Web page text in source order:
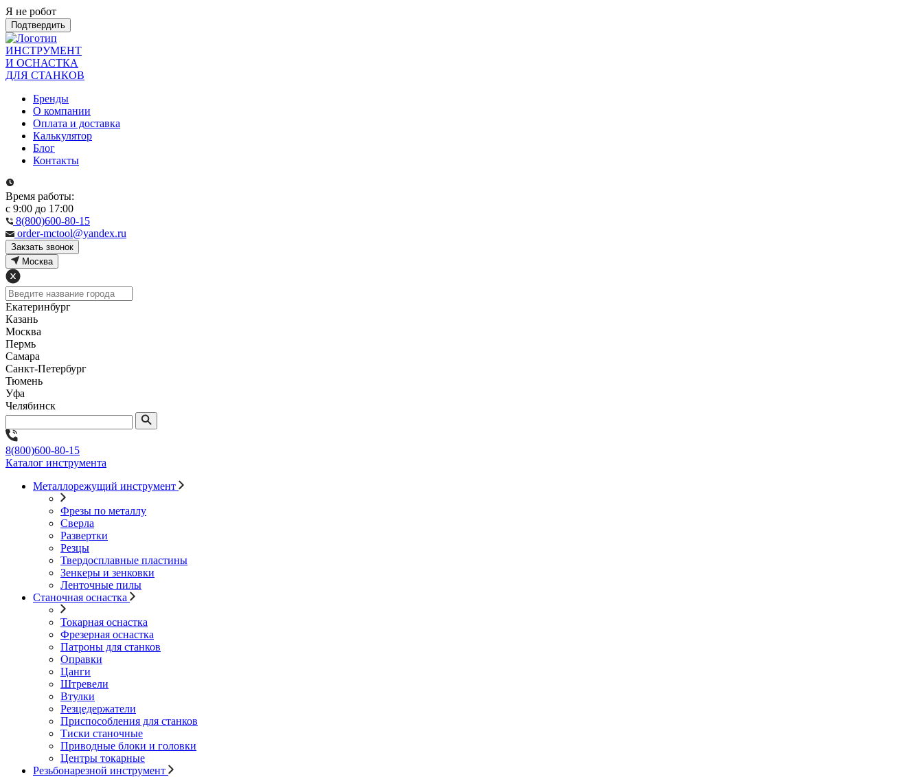
Я не робот
Подтвердить
ИНСТРУМЕНТ
И ОСНАСТКА
ДЛЯ СТАНКОВ
Бренды
О компании
Оплата и доставка
Калькулятор
Блог
Контакты
Время работы:
с 9:00 до 17:00
8(800)600-80-15
order-mctool@yandex.ru
Закзать звонок
Москва
Екатеринбург
Казань
Москва
Пермь
Самара
Санкт-Петербург
Тюмень
Уфа
Челябинск
8(800)600-80-15
Каталог инструмента
Металлорежущий инструмент
Фрезы по металлу
Сверла
Развертки
Резцы
Твердосплавные пластины
Зенкеры и зенковки
Ленточные пилы
Станочная оснастка
Токарная оснастка
Фрезерная оснастка
Патроны для станков
Оправки
Цанги
Штревели
Втулки
Резцедержатели
Приспособления для станков
Тиски станочные
Приводные блоки и головки
Центры токарные
Резьбонарезной инструмент